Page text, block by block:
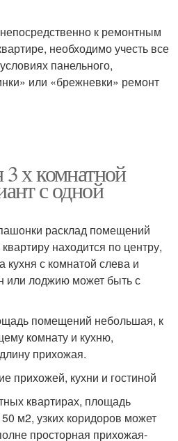
к ремонтным
необходимо учесть все
панельного,
или «брежневки» ремонт
х комнатной
с одной
расклад помещений
находится по центру,
кухня с комнатой слева и
или лоджию может быть с
помещений небольшая, к
комнату и кухню,
прихожая.
прихожей, кухни и гостиной
квартирах, площадь
м2, узких коридоров может
просторная прихожая-